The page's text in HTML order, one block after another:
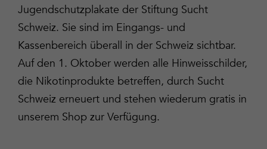
Jugendschutzplakate der Stiftung Sucht
Schweiz. Sie sind im Eingangs- und
Kassenbereich überall in der Schweiz sichtbar.
Auf den 1. Oktober werden alle Hinweisschilder,
die Nikotinprodukte betreffen, durch Sucht
Schweiz erneuert und stehen wiederum gratis in
unserem Shop zur Verfügung.